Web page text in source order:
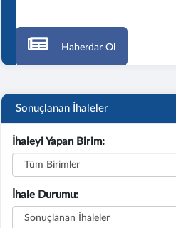
Haberdar Ol
Sonuçlanan İhaleler
İhaleyi Yapan Birim:
İhale Durumu: